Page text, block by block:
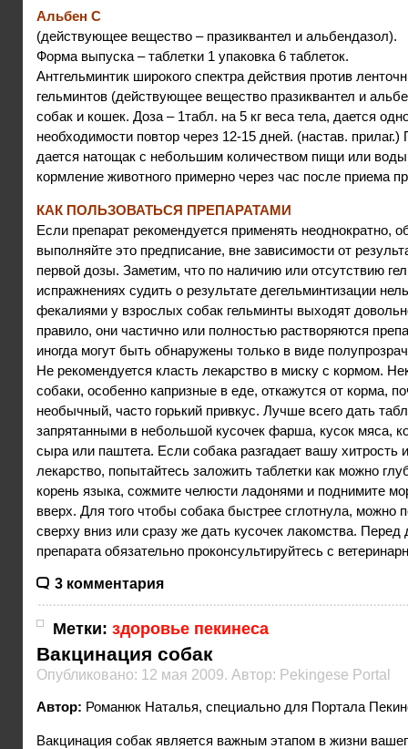
Альбен С
(действующее вещество – празиквантел и альбендазол).
Форма выпуска – таблетки 1 упаковка 6 таблеток.
Антгельминтик широкого спектра действия против
гельминтов (действующее вещество празиквантел и
собак и кошек. Доза – 1табл. на 5 кг веса тела, дается
необходимости повтор через 12-15 дней. (настав. прилаг.)
дается натощак с небольшим количеством пищи или
кормление животного примерно через час после приема
КАК ПОЛЬЗОВАТЬСЯ ПРЕПАРАТАМИ
Если препарат рекомендуется применять неоднократно,
выполняйте это предписание, вне зависимости от
первой дозы. Заметим, что по наличию или отсутствию
испражнениях судить о результате дегельминтизации
фекалиями у взрослых собак гельминты выходят
правило, они частично или полностью растворяются
иногда могут быть обнаружены только в виде
Не рекомендуется класть лекарство в миску с кормом.
собаки, особенно капризные в еде, откажутся от корма,
необычный, часто горький привкус. Лучше всего дать
запрятанными в небольшой кусочек фарша, кусок мяса,
сыра или паштета. Если собака разгадает вашу хитрость
лекарство, попытайтесь заложить таблетки как можно
корень языка, сожмите челюсти ладонями и поднимите
вверх. Для того чтобы собака быстрее сглотнула, можно
сверху вниз или сразу же дать кусочек лакомства. Перед
препарата обязательно проконсультируйтесь с
3 комментария
Метки: здоровье пекинеса
Вакцинация собак
Опубликовано: 12 мая 2009. Автор: Pekingese Portal
Автор: Романюк Наталья, специально для Портала
Вакцинация собак является важным этапом в жизни